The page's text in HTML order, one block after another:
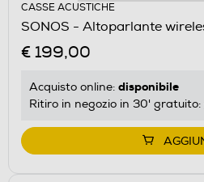
CASSE ACUSTICHE
SONOS - Altoparlante
€ 199,00
Acquisto online: disponibile
Ritiro in negozio in 30' gratuito: